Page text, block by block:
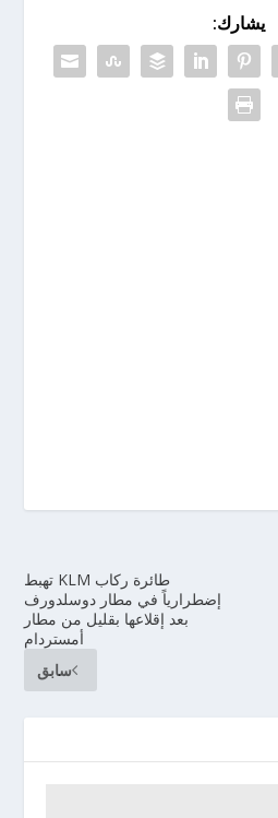
يشارك:
طائرة ركاب KLM تهبط
إضطرارياً في مطار دوسلدورف
بعد إقلاعها بقليل من مطار
أمستردام
سابق